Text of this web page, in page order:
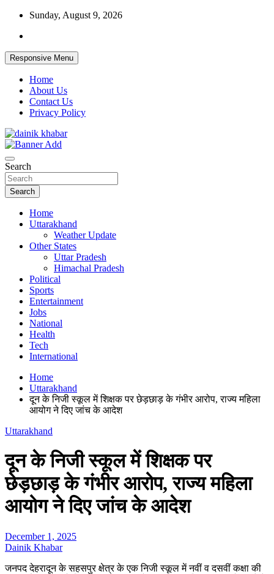
Skip
content
Sunday, August 9, 2026
Responsive Menu
Home
About Us
Contact Us
Privacy Policy
Dainikkhabar.in – Uttarakhand Daily
Hindi News Website
Search
Search
Home
Uttarakhand
Weather Update
Other States
Uttar Pradesh
Himachal Pradesh
Political
Sports
Entertainment
Jobs
National
Health
Tech
International
Home
Uttarakhand
दून के निजी स्कूल में शिक्षक पर छेड़छाड़ के गंभीर आरोप, राज्य महिला
आयोग ने दिए जांच के आदेश
Uttarakhand
दून के निजी स्कूल में शिक्षक पर
छेड़छाड़ के गंभीर आरोप, राज्य महिला
आयोग ने दिए जांच के आदेश
December 1, 2025
Dainik Khabar
जनपद देहरादून के सहसपुर क्षेत्र के एक निजी स्कूल में नवीं व दसवीं कक्षा की